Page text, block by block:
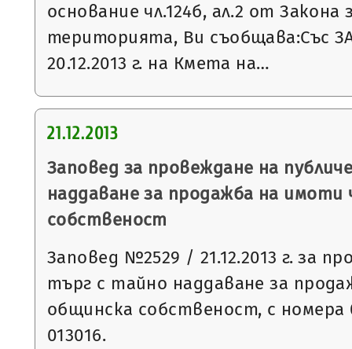
основание чл.124б, ал.2 от
територията, Ви съобщава:Със
20.12.2013 г. на Кмета на…
21.12.2013
Заповед за провеждане на
наддаване за продажба на
собственост
Заповед №2529 / 21.12.2013 г. за
търг с тайно наддаване за
общинска собственост, с номера
013016.